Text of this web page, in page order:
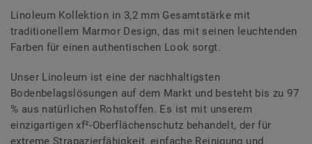
Linoleum Kollektion in 3,2 mm Gesamtstärke mit
traditionellem Marmor Design, das mit seinen leuchtenden
Farben für einen authentischen Look sorgt.
Unser Linoleum ist eine der nachhaltigsten
Bodenbelagslösungen auf dem Markt und besteht bis zu 97
% aus natürlichen Rohstoffen. Es ist mit unserem
einzigartigen xf²-Oberflächenschutz behandelt, der für